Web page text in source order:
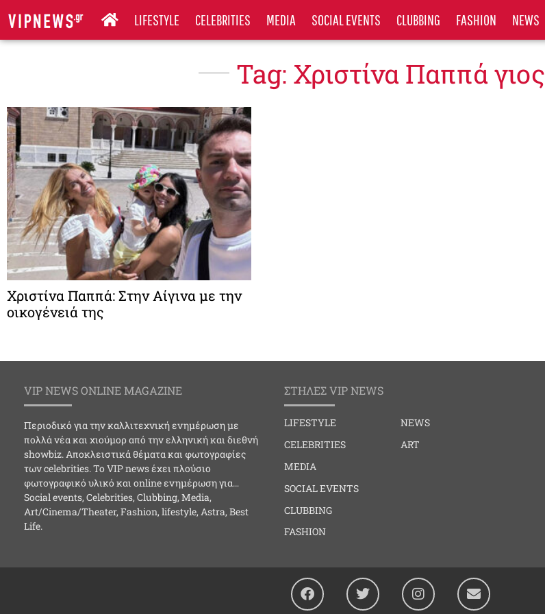
LIFESTYLE CELEBRITIES MEDIA SOCIAL EVENTS CLUBBING FASHION NEWS
Tag: Χριστίνα Παππά γιος
Χριστίνα Παππά: Στην Αίγινα με την
οικογένειά της
VIP NEWS ONLINE MAGAZINE
Περιοδικό για την καλλιτεχνική ενημέρωση με
πολλά νέα και χιούμορ από την ελληνική και διεθνή
showbiz. Αποκλειστικά θέματα και φωτογραφίες
των celebrities. Το VIP news έχει πλούσιο
φωτογραφικό υλικό και online ενημέρωση για…
Social events, Celebrities, Clubbing, Media,
Art/Cinema/Theater, Fashion, lifestyle, Astra, Best
Life.
ΣΤΗΛΕΣ VIP NEWS
LIFESTYLE
CELEBRITIES
MEDIA
SOCIAL EVENTS
CLUBBING
FASHION
NEWS
ART